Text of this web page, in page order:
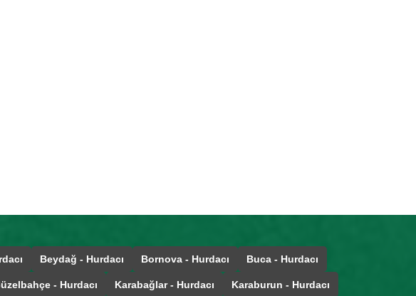
Beydağ - Hurdacı Bornova - Hurdacı Buca - Hurdacı
- Hurdacı Karabağlar - Hurdacı Karaburun - Hurdacı